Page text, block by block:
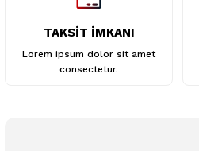
TAKSİT İMKANI
Lorem ipsum dolor sit amet
consectetur.